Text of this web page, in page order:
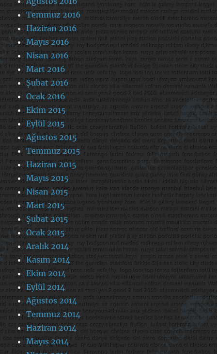
Temmuz 2016
Haziran 2016
Mayıs 2016
Nisan 2016
Mart 2016
Şubat 2016
Ocak 2016
Ekim 2015
Eylül 2015
Ağustos 2015
Temmuz 2015
Haziran 2015
Mayıs 2015
Nisan 2015
Mart 2015
Şubat 2015
Ocak 2015
Aralık 2014
Kasım 2014
Ekim 2014
Eylül 2014
Ağustos 2014
Temmuz 2014
Haziran 2014
Mayıs 2014